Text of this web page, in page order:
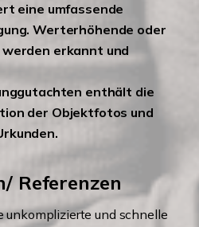
eine umfassende
Werterhöhende oder
erkannt und
enthält die
der Objektfotos und
Referenzen
unkomplizierte und schnelle